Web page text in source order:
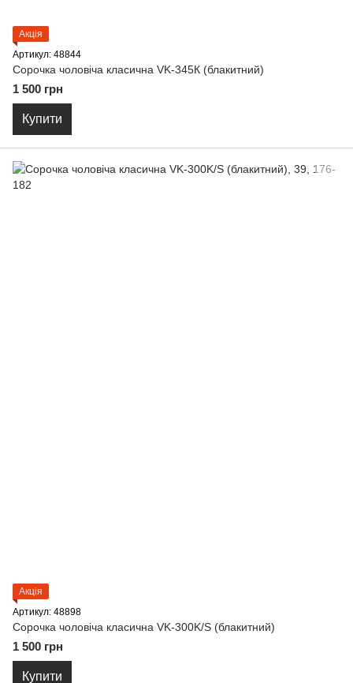
Акція
Артикул: 48844
Сорочка чоловіча класична VK-345К (блакитний)
1 500 грн
Купити
Акція
Артикул: 48898
Сорочка чоловіча класична VK-300K/S (блакитний)
1 500 грн
Купити